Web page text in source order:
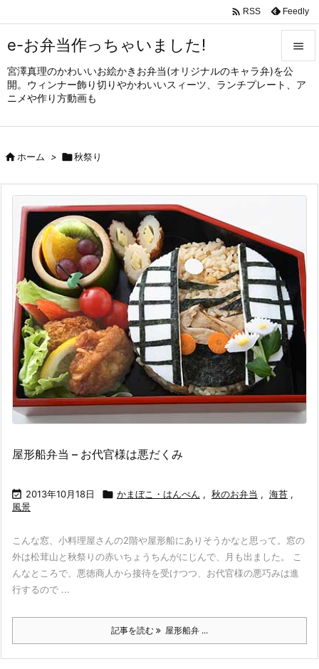
e-お弁当作っちゃいました!
宮澤真理のかわいいお絵かきお弁当(オリジナルのキャラ弁)を公
開。ウィンナー飾り切りやかわいいスィーツ、ランチプレート、ア
ニメや作り方動画も


メニュ
サイド

 RSS Feedly
ホーム > 秋祭り
屋形船弁当 – お代官様は悪だくみ
 2013年10月18日  かまぼこ・はんぺん , 秋のお弁当 , 海苔 ,
風景
こんな窓、小料理屋さんの2階や屋形船にありそうかなと思って。窓の
外は松茸山と秋祭りの赤いちょうちんがにじんで、月も出ました。 こ
んなところで、悪徳商人から接待を受けつつ、お代官様の悪巧みは進
行するので ...
記事を読む 屋形船弁 ...